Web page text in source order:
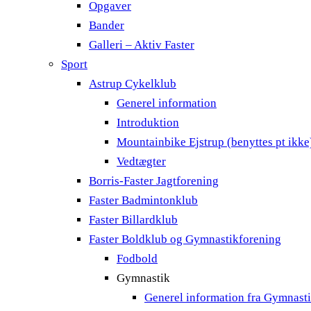
Opgaver
Bander
Galleri – Aktiv Faster
Sport
Astrup Cykelklub
Generel information
Introduktion
Mountainbike Ejstrup (benyttes pt
Vedtægter
Borris-Faster Jagtforening
Faster Badmintonklub
Faster Billardklub
Faster Boldklub og Gymnastikforening
Fodbold
Gymnastik
Generel information fra